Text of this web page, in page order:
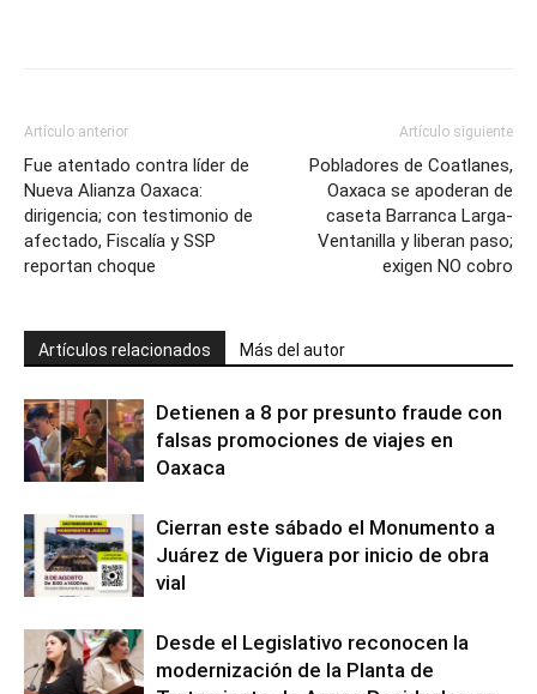
Artículo anterior
Fue atentado contra líder de
Nueva Alianza Oaxaca:
dirigencia; con testimonio de
afectado, Fiscalía y SSP
reportan choque
Artículo siguiente
Pobladores de Coatlanes,
Oaxaca se apoderan de
caseta Barranca Larga-
Ventanilla y liberan paso;
exigen NO cobro
Artículos relacionados Más del autor
Detienen a 8 por presunto fraude con
falsas promociones de viajes en
Oaxaca
Cierran este sábado el Monumento a
Juárez de Viguera por inicio de obra
vial
Desde el Legislativo reconocen la
modernización de la Planta de